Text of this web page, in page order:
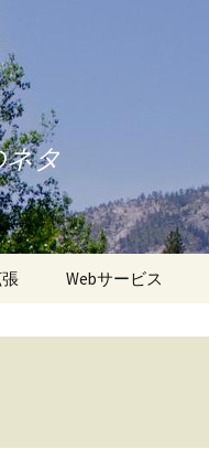
タ
Webサービス